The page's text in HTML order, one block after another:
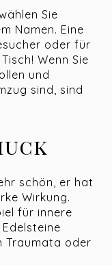
Sie
Namen. Eine
oder für
Wenn Sie
und
sind, sind
schön, er hat
Wirkung.
für innere
Traumata oder